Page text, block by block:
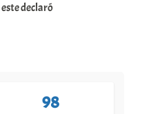
declaró
98